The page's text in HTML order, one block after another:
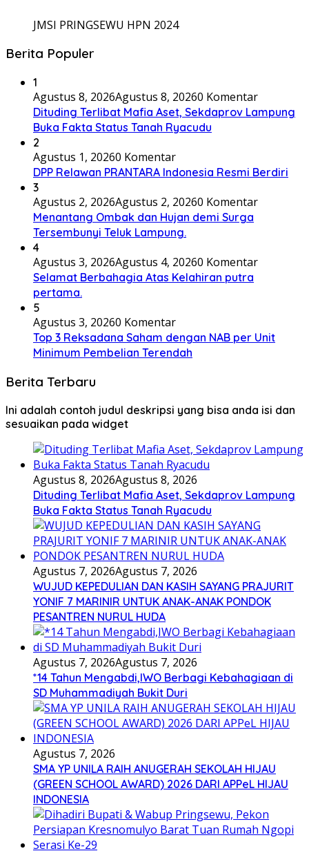
JMSI PRINGSEWU HPN 2024
Berita Populer
1
Agustus 8, 2026Agustus 8, 20260 Komentar
Dituding Terlibat Mafia Aset, Sekdaprov Lampung
Buka Fakta Status Tanah Ryacudu
2
Agustus 1, 20260 Komentar
DPP Relawan PRANTARA Indonesia Resmi Berdiri
3
Agustus 2, 2026Agustus 2, 20260 Komentar
Menantang Ombak dan Hujan demi Surga
Tersembunyi Teluk Lampung.
4
Agustus 3, 2026Agustus 4, 20260 Komentar
Selamat Berbahagia Atas Kelahiran putra
pertama.
5
Agustus 3, 20260 Komentar
Top 3 Reksadana Saham dengan NAB per Unit
Minimum Pembelian Terendah
Berita Terbaru
Ini adalah contoh judul deskripsi yang bisa anda isi dan
sesuaikan pada widget
Agustus 8, 2026Agustus 8, 2026
Dituding Terlibat Mafia Aset, Sekdaprov Lampung
Buka Fakta Status Tanah Ryacudu
Agustus 7, 2026Agustus 7, 2026
WUJUD KEPEDULIAN DAN KASIH SAYANG PRAJURIT
YONIF 7 MARINIR UNTUK ANAK-ANAK PONDOK
PESANTREN NURUL HUDA
Agustus 7, 2026Agustus 7, 2026
*14 Tahun Mengabdi,IWO Berbagi Kebahagiaan di
SD Muhammadiyah Bukit Duri
Agustus 7, 2026
SMA YP UNILA RAIH ANUGERAH SEKOLAH HIJAU
(GREEN SCHOOL AWARD) 2026 DARI APPeL HIJAU
INDONESIA